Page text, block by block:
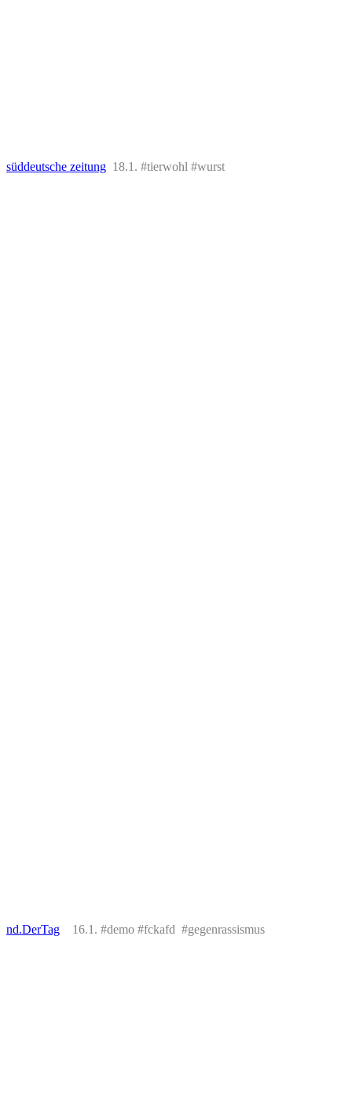
süddeutsche zeitung 18.1. #tierwohl #wurst
nd.DerTag 16.1. #demo #fckafd #gegenrassismus